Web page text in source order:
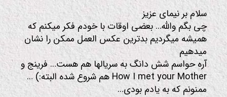
سلام بر نیمای عزیز
چی بگم والله… بعضی اوقات با خودم فکر میکنم که
همیشه میگردیم بدترین عکس العمل ممکن را نشان
میدهیم
آره حواسم شش دانگ به سریالها هم هست… فرینج و
How I met your Mother هم شروع شده البته:) …
ممنونم که به یادم بودی…